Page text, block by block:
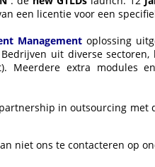
een licentie voor een
Management oplossing
uit diverse
Meerdere extra modules
in outsourcing met
niet ons te contacteren op